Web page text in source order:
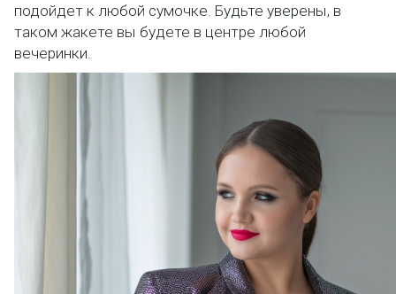
подойдет к любой сумочке. Будьте уверены, в
таком жакете вы будете в центре любой
вечеринки.